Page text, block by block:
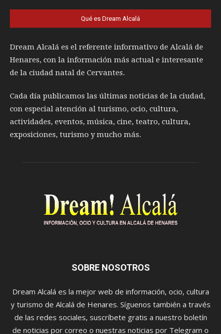
Qué es Dream Alcalá
Dream Alcalá es el referente informativo de Alcalá de
Henares, con la información más actual e interesante
de la ciudad natal de Cervantes.
Cada día publicamos las últimas noticias de la ciudad,
con especial atención al turismo, ocio, cultura,
actividades, eventos, música, cine, teatro, cultura,
exposiciones, turismo y mucho más.
SOBRE NOSOTROS
Dream Alcalá es la mejor web de información, ocio, cultura
y turismo de Alcalá de Henares. Síguenos también a través
de las redes sociales, suscríbete gratis a nuestro boletín
de noticias por correo o nuestras noticias por Telegram o